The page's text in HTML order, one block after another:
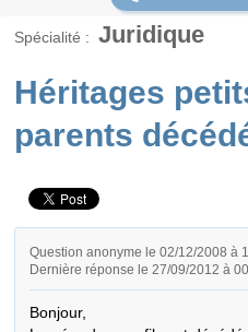
Spécialité :Juridique
Héritages
parents
Question anonyme le 02/12/2008 à
Dernière réponse le 27/09/2012 à
Bonjour,